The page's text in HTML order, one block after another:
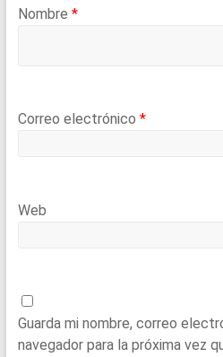
Nombre *
Correo electrónico *
Web
Guarda mi nombre, correo
navegador para la próxima vez